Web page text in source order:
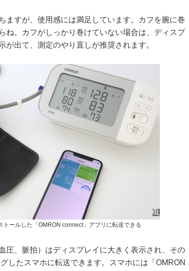
ますが、使用感には満足しています。カフを腕に巻
ね。カフがしっかり巻けていない場合は、ディスプ
が出て、測定のやり直しが推奨されます。
トールした「OMRON connect」アプリに転送できる
圧、脈拍）はディスプレイに大きく表示され、その
したスマホに転送できます。スマホには「OMRON